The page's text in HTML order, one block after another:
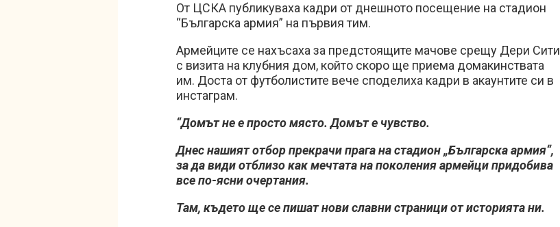
От ЦСКА публикуваха кадри от днешното посещение на стадион
“Българска армия” на първия тим.
Армейците се нахъсаха за предстоящите мачове срещу Дери Сити
с визита на клубния дом, който скоро ще приема домакинствата
им. Доста от футболистите вече споделиха кадри в акаунтите си в
инстаграм.
“Домът не е просто място. Домът е чувство.
Днес нашият отбор прекрачи прага на стадион „Българска армия“,
за да види отблизо как мечтата на поколения армейци придобива
все по-ясни очертания.
Там, където ще се пишат нови славни страници от историята ни.